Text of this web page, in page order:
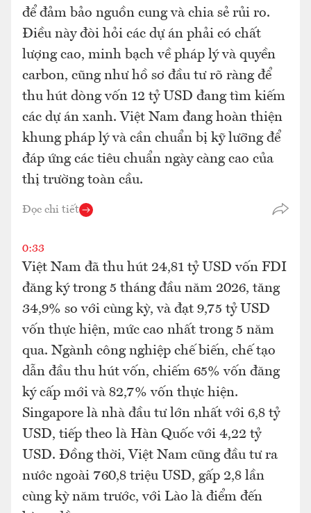
để đảm bảo nguồn cung và chia sẻ rủi ro.
Điều này đòi hỏi các dự án phải có chất
lượng cao, minh bạch về pháp lý và quyền
carbon, cũng như hồ sơ đầu tư rõ ràng để
thu hút dòng vốn 12 tỷ USD đang tìm kiếm
các dự án xanh. Việt Nam đang hoàn thiện
khung pháp lý và cần chuẩn bị kỹ lưỡng để
đáp ứng các tiêu chuẩn ngày càng cao của
thị trường toàn cầu.
Đọc chi tiết
0:33
Việt Nam đã thu hút 24,81 tỷ USD vốn FDI
đăng ký trong 5 tháng đầu năm 2026, tăng
34,9% so với cùng kỳ, và đạt 9,75 tỷ USD
vốn thực hiện, mức cao nhất trong 5 năm
qua. Ngành công nghiệp chế biến, chế tạo
dẫn đầu thu hút vốn, chiếm 65% vốn đăng
ký cấp mới và 82,7% vốn thực hiện.
Singapore là nhà đầu tư lớn nhất với 6,8 tỷ
USD, tiếp theo là Hàn Quốc với 4,22 tỷ
USD. Đồng thời, Việt Nam cũng đầu tư ra
nước ngoài 760,8 triệu USD, gấp 2,8 lần
cùng kỳ năm trước, với Lào là điểm đến